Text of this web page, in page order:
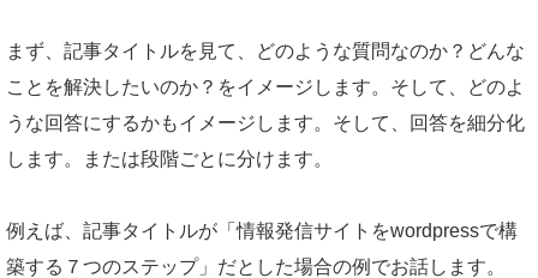
まず、記事タイトルを見て、どのような質問なのか？どんな
ことを解決したいのか？をイメージします。そして、どのよ
うな回答にするかもイメージします。そして、回答を細分化
します。または段階ごとに分けます。
例えば、記事タイトルが「情報発信サイトをwordpressで構
築する７つのステップ」だとした場合の例でお話します。